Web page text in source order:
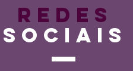
Redes
Sociais